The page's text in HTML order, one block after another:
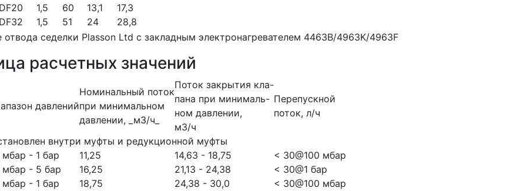
20
32
1,5
1,5
60
51
13,1
24
17,3
28,8
расчетных значений
давлений
Номинальный поток
при минимальном
давлении, _м3/ч_
Поток закрытия кла-
пана при минималь-
ном давлении,
м3/ч
Перепускной
поток, л/ч
внутри муфты и редукционной муфты
мбар - 1 бар
мбар - 5 бар
мбар - 1 бар
11,25
16,25
18,75
14,63 - 18,75
21,13 - 24,38
24,38 - 30,0
< 30@100 мбар
< 30@1 бар
< 30@100 мбар